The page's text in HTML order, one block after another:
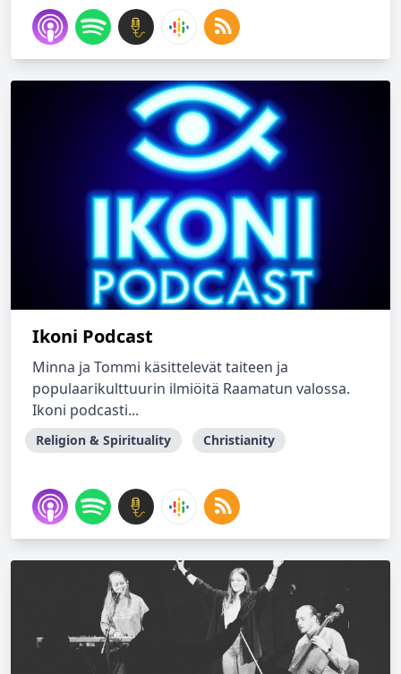
Ikoni Podcast
Minna ja Tommi käsittelevät taiteen ja
populaarikulttuurin ilmiöitä Raamatun valossa.
Ikoni podcasti...
Religion & Spirituality Christianity